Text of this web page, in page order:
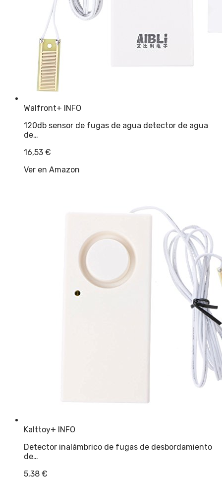
Walfront+ INFO
120db sensor de fugas de agua detector de agua
de…
16,53 €
Ver en Amazon
Kalttoy+ INFO
Detector inalámbrico de fugas de desbordamiento
de…
5,38 €